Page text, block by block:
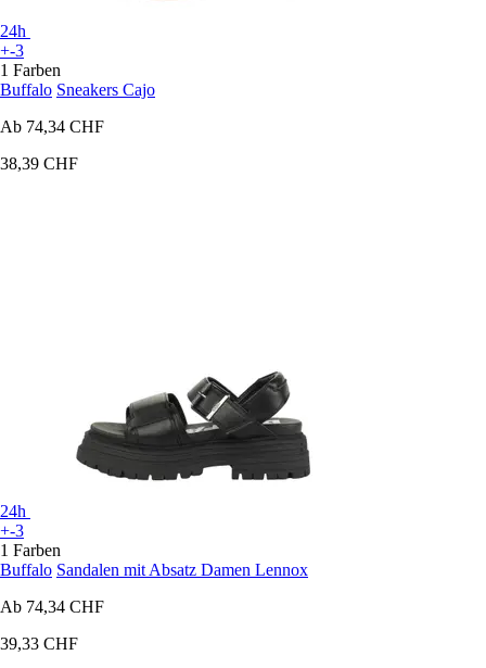
24h
+-3
1 Farben
Buffalo Sneakers Cajo
Ab 74,34 CHF
38,39 CHF
24h
+-3
1 Farben
Buffalo Sandalen mit Absatz Damen Lennox
Ab 74,34 CHF
39,33 CHF